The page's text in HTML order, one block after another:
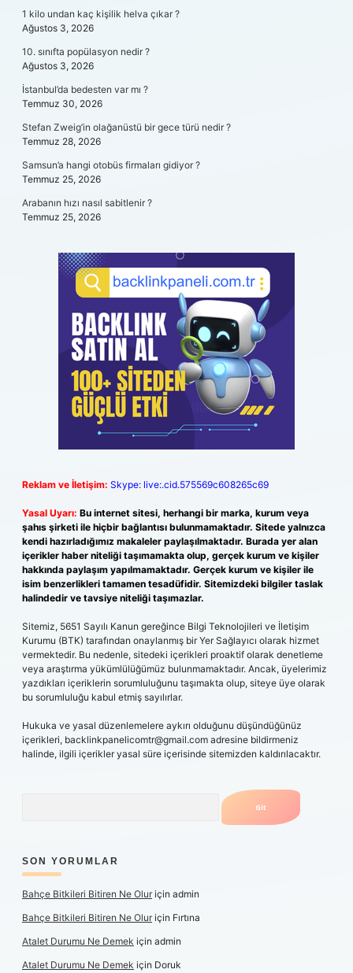
1 kilo undan kaç kişilik helva çıkar ?
Ağustos 3, 2026
10. sınıfta popülasyon nedir ?
Ağustos 3, 2026
İstanbul’da bedesten var mı ?
Temmuz 30, 2026
Stefan Zweig’in olağanüstü bir gece türü nedir ?
Temmuz 28, 2026
Samsun’a hangi otobüs firmaları gidiyor ?
Temmuz 25, 2026
Arabanın hızı nasıl sabitlenir ?
Temmuz 25, 2026
Reklam ve İletişim: Skype: live:.cid.575569c608265c69
Yasal Uyarı: Bu internet sitesi, herhangi bir marka, kurum veya
şahıs şirketi ile hiçbir bağlantısı bulunmamaktadır. Sitede yalnızca
kendi hazırladığımız makaleler paylaşılmaktadır. Burada yer alan
içerikler haber niteliği taşımamakta olup, gerçek kurum ve kişiler
hakkında paylaşım yapılmamaktadır. Gerçek kurum ve kişiler ile
isim benzerlikleri tamamen tesadüfidir. Sitemizdeki bilgiler taslak
halindedir ve tavsiye niteliği taşımazlar.
Sitemiz, 5651 Sayılı Kanun gereğince Bilgi Teknolojileri ve İletişim
Kurumu (BTK) tarafından onaylanmış bir Yer Sağlayıcı olarak hizmet
vermektedir. Bu nedenle, sitedeki içerikleri proaktif olarak denetleme
veya araştırma yükümlülüğümüz bulunmamaktadır. Ancak, üyelerimiz
yazdıkları içeriklerin sorumluluğunu taşımakta olup, siteye üye olarak
bu sorumluluğu kabul etmiş sayılırlar.
Hukuka ve yasal düzenlemelere aykırı olduğunu düşündüğünüz
içerikleri, backlinkpanelicomtr@gmail.com adresine bildirmeniz
halinde, ilgili içerikler yasal süre içerisinde sitemizden kaldırılacaktır.
SON YORUMLAR
Bahçe Bitkileri Bitiren Ne Oluriçin admin
Bahçe Bitkileri Bitiren Ne Oluriçin Fırtına
Atalet Durumu Ne Demek için admin
Atalet Durumu Ne Demek için Doruk